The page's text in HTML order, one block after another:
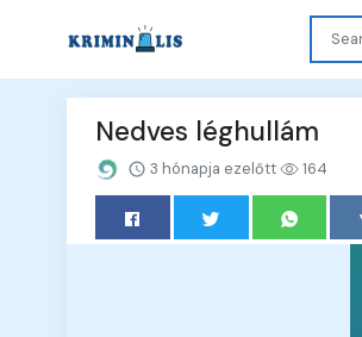
Nedves léghullám
3 hónapja ezelőtt 164